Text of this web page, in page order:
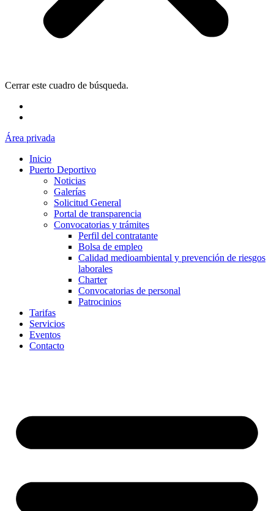
Cerrar este cuadro de búsqueda.
Área privada
Inicio
Puerto Deportivo
Noticias
Galerías
Solicitud General
Portal de transparencia
Convocatorias y trámites
Perfil del contratante
Bolsa de empleo
Calidad medioambiental y prevención de riesgos
laborales
Charter
Convocatorias de personal
Patrocinios
Tarifas
Servicios
Eventos
Contacto